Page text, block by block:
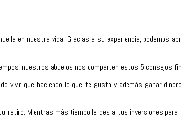
en nuestra vida. Gracias a su experiencia, podemos
nuestros abuelos nos comparten estos 5 consejos
vivir que haciendo lo que te gusta y además ganar
retiro. Mientras más tiempo le des a tus inversiones